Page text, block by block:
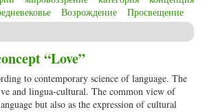
Возрождение Просвещение
“Love”
to contemporary science of language. The
and lingua-cultural. The common view of
but also as the expression of cultural